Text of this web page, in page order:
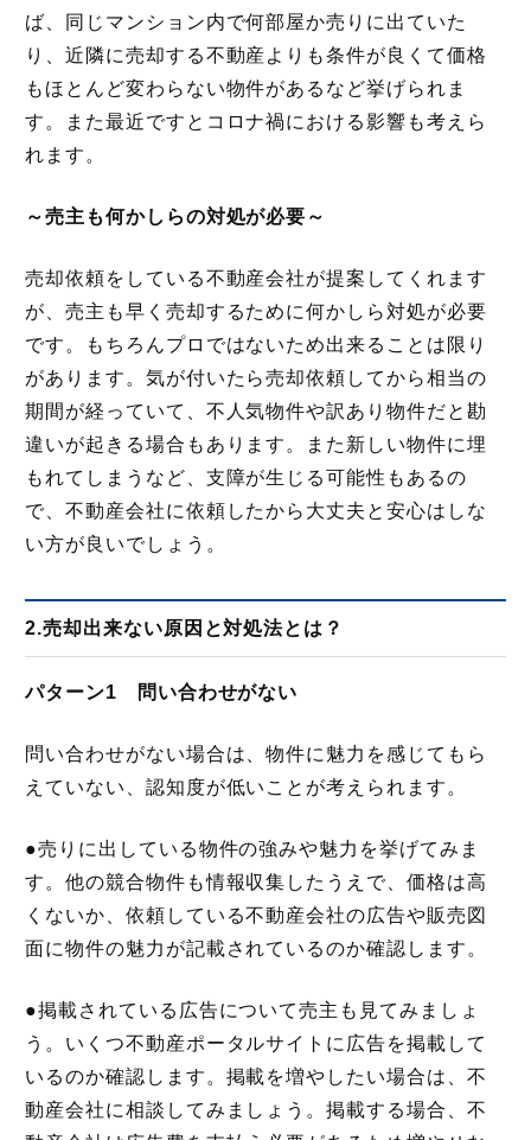
ば、同じマンション内で何部屋か売りに出ていた
り、近隣に売却する不動産よりも条件が良くて価格
もほとんど変わらない物件があるなど挙げられま
す。また最近ですとコロナ禍における影響も考えら
れます。
～売主も何かしらの対処が必要～
売却依頼をしている不動産会社が提案してくれます
が、売主も早く売却するために何かしら対処が必要
です。もちろんプロではないため出来ることは限り
があります。気が付いたら売却依頼してから相当の
期間が経っていて、不人気物件や訳あり物件だと勘
違いが起きる場合もあります。また新しい物件に埋
もれてしまうなど、支障が生じる可能性もあるの
で、不動産会社に依頼したから大丈夫と安心はしな
い方が良いでしょう。
2.売却出来ない原因と対処法とは？
パターン1 問い合わせがない
問い合わせがない場合は、物件に魅力を感じてもら
えていない、認知度が低いことが考えられます。
●売りに出している物件の強みや魅力を挙げてみま
す。他の競合物件も情報収集したうえで、価格は高
くないか、依頼している不動産会社の広告や販売図
面に物件の魅力が記載されているのか確認します。
●掲載されている広告について売主も見てみましょ
う。いくつ不動産ポータルサイトに広告を掲載して
いるのか確認します。掲載を増やしたい場合は、不
動産会社に相談してみましょう。掲載する場合、不